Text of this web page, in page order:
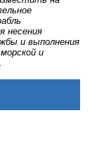
несения
и выполнения
и